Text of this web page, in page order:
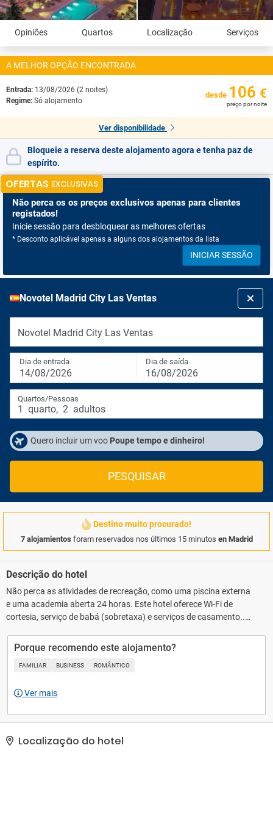
Opiniões Quartos Localização Serviços
A MELHOR OPÇÃO ENCONTRADA
Entrada: 13/08/2026 (2 noites)
Regime: Só alojamento
desde 106 €
preço por noite
Ver disponibilidade
Bloqueie a reserva deste alojamento agora e tenha paz de
espírito.
OFERTAS EXCLUSIVAS
Não perca os os preços exclusivos apenas para clientes
registados!
Inicie sessão para desbloquear as melhores ofertas
* Desconto aplicável apenas a alguns dos alojamentos da lista
INICIAR SESSÃO
Novotel Madrid City Las Ventas
Novotel Madrid City Las Ventas
Dia de entrada
14/08/2026
Dia de saída
16/08/2026
Quartos/Pessoas
1 quarto, 2 adultos
Quero incluir um voo Poupe tempo e dinheiro!
PESQUISAR
Destino muito procurado!
7 alojamientos foram reservados nos últimos 15 minutos en Madrid
Descrição do hotel
Não perca as atividades de recreação, como uma piscina externa
e uma academia aberta 24 horas. Este hotel oferece Wi-Fi de
cortesia, serviço de babá (sobretaxa) e serviços de casamento..
lavanderia e lavagem a seco e balcão de recepção 24 horas. Hotel
possui um espaço de 275 metros quadrados, contendo espaço
para conferência e sala de reunião, e é o local ideal para quem
manobrista (sujeito a cobrança) está disponível no local..
Porque recomendo este alojamento?
FAMILIAR BUSINESS ROMÂNTICO
Ver mais
Localização do hotel